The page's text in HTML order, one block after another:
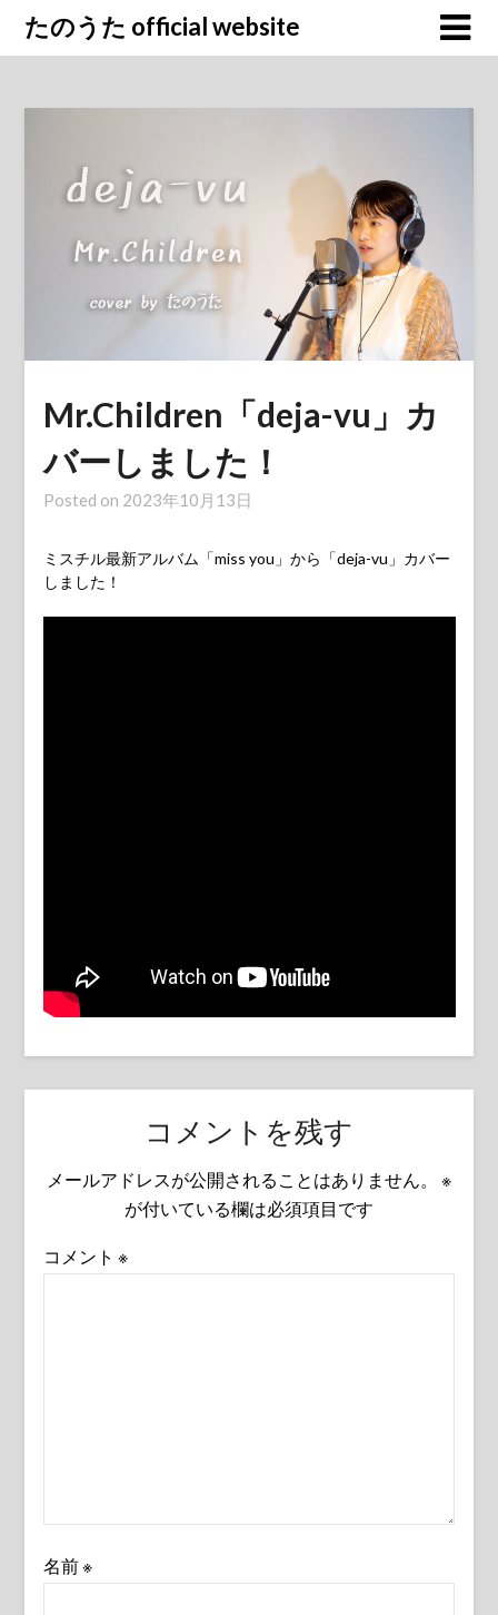
Skipたのうた official website
Mr.Children「deja-vu」カ
バーしました！
Posted on 2023年10月13日
ミスチル最新アルバム「miss you」から「deja-vu」カバー
しました！
コメントを残す
メールアドレスが公開されることはありません。
※
が付いている欄は必須項目です
コメント ※
名前※